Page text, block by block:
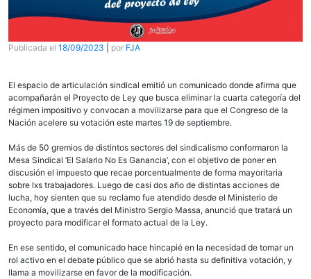
Publicada el 18/09/2023 por FJA
El espacio de articulación sindical emitió un comunicado donde afirma que
acompañarán el Proyecto de Ley que busca eliminar la cuarta categoría del
régimen impositivo y convocan a movilizarse para que el Congreso de la
Nación acelere su votación este martes 19 de septiembre.
Más de 50 gremios de distintos sectores del sindicalismo conformaron la
Mesa Sindical ‘El Salario No Es Ganancia’, con el objetivo de poner en
discusión el impuesto que recae porcentualmente de forma mayoritaria
sobre lxs trabajadores. Luego de casi dos año de distintas acciones de
lucha, hoy sienten que su reclamo fue atendido desde el Ministerio de
Economía, que a través del Ministro Sergio Massa, anunció que tratará un
proyecto para modificar el formato actual de la Ley.
En ese sentido, el comunicado hace hincapié en la necesidad de tomar un
rol activo en el debate público que se abrió hasta su definitiva votación, y
llama a movilizarse en favor de la modificación.